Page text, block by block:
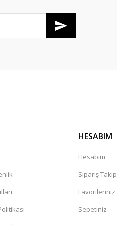
HESABIM
Hesabım
Sipariş Takip
Favorileriniz
Sepetiniz